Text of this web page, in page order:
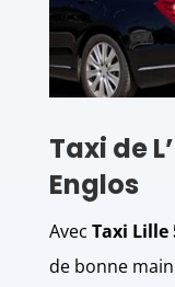
Taxi de
Englos
Avec Taxi Lille
de bonne